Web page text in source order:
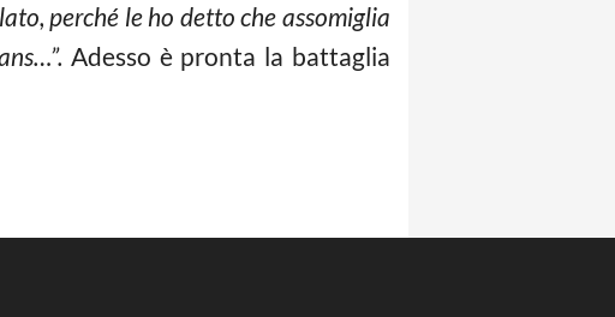
perché le ho detto che assomiglia
Adesso è pronta la battaglia